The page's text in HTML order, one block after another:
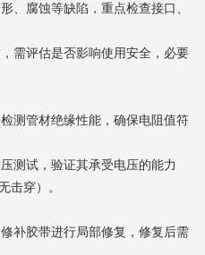
、腐蚀等缺陷，重点检查接口、
需评估是否影响使用安全，必要
测管材绝缘性能，确保电阻值符
测试，验证其承受电压的能力
击穿）。
补胶带进行局部修复，修复后需